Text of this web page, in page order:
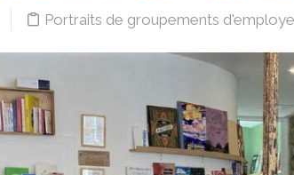
Portraits de groupements